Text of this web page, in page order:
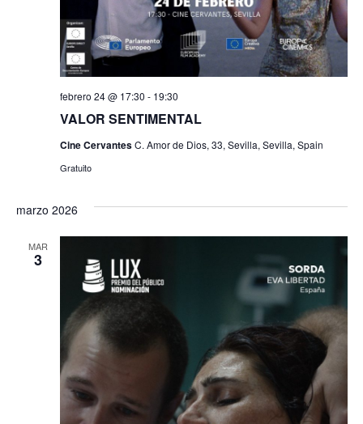
VALOR SENTIMENTAL
febrero 24 @ 17:30 - 19:30
Cine CervantesC. Amor de Dios, 33, Sevilla, Sevilla, Spain
Gratuito
marzo 2026
MAR
3